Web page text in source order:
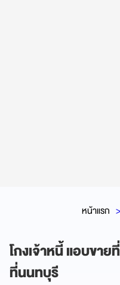
หน้าแรก
โกงเจ้าหนี้ แอบขา
ที่นนทบุรี